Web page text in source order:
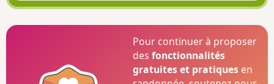
Pour continuer à proposer
desfonctionnalités
gratuites et pratiques en